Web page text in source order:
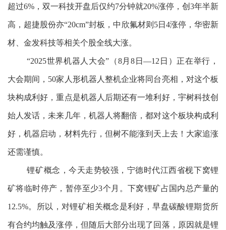
超过6%，双一科技开盘后仅约7分钟就20%涨停，创3年半新
高，超捷股份亦“20cm”封板，中欣氟材则5日4涨停，华密新
材、金发科技等相关个股全线大涨。
“2025世界机器人大会”（8月8日—12日）正在举行，
大会期间，50家人形机器人整机企业将同台亮相，对这个板
块构成利好，重点是机器人后期还有一堆利好，宇树科技创
始人发话，未来几年，机器人将翻倍，都对这个板块构成利
好，机器启动，材料先行，但树不能涨到天上去！大家追涨
还需谨慎。
锂矿概念，今天走势较强，宁德时代江西省枧下窝锂
矿将临时停产，暂停至少3个月。下窝锂矿占国内总产量的
12.5%。所以，对锂矿相关概念是利好，早盘碳酸锂期货所
有合约均触及涨停，但随后大部分出现了回落，原因就是锂